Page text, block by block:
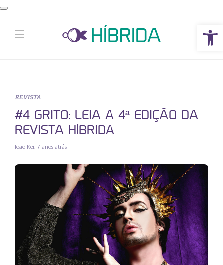
Abrir a barra de ferramentas
REVISTA
#4 GRITO: LEIA A 4ª EDIÇÃO DA
REVISTA HÍBRIDA
João Ker, 7 anos atrás